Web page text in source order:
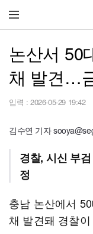
논산서 50
채 발견…
입력 : 2026-05-29 19:42
김수연 기자
경찰, 시신 부
정
충남 논산에서
채 발견돼 경찰